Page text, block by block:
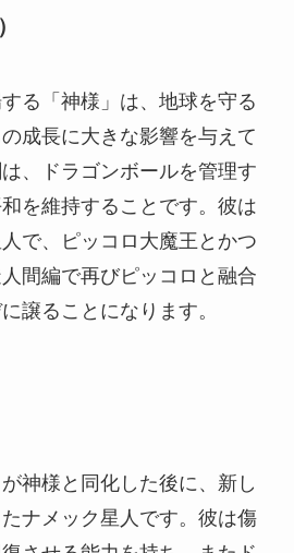
る「神様」は、地球を守る
成長に大きな影響を与えて
、ドラゴンボールを管理す
を維持することです。彼は
で、ピッコロ大魔王とかつ
間編で再びピッコロと融合
譲ることになります。
神様と同化した後に、新し
ナメック星人です。彼は傷